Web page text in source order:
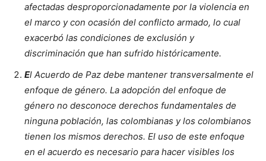
afectadas desproporcionadamente por la violencia en
el marco y con ocasión del conflicto armado, lo cual
exacerbó las condiciones de exclusión y
discriminación que han sufrido históricamente.
El Acuerdo de Paz debe mantener transversalmente el
enfoque de género. La adopción del enfoque de
género no desconoce derechos fundamentales de
ninguna población, las colombianas y los colombianos
tienen los mismos derechos. El uso de este enfoque
en el acuerdo es necesario para hacer visibles los